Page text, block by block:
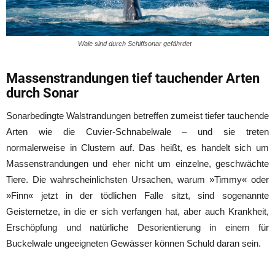
Wale sind durch Schiffsonar gefährdet
Massenstrandungen tief tauchender Arten
durch Sonar
Sonarbedingte Walstrandungen betreffen zumeist tiefer tauchende
Arten wie die Cuvier-Schnabelwale – und sie treten
normalerweise in Clustern auf. Das heißt, es handelt sich um
Massenstrandungen und eher nicht um einzelne, geschwächte
Tiere. Die wahrscheinlichsten Ursachen, warum »Timmy« oder
»Finn« jetzt in der tödlichen Falle sitzt, sind sogenannte
Geisternetze, in die er sich verfangen hat, aber auch Krankheit,
Erschöpfung und natürliche Desorientierung in einem für
Buckelwale ungeeigneten Gewässer können Schuld daran sein.